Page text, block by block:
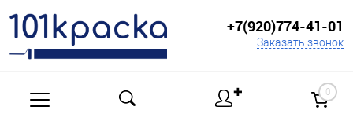
+7(920)774-41-01
Заказать звонок
✚ 0